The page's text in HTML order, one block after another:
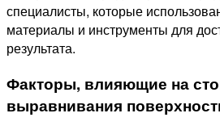
специалисты, которые
материалы и инструменты для
результата.
Факторы, влияющие на
выравнивания